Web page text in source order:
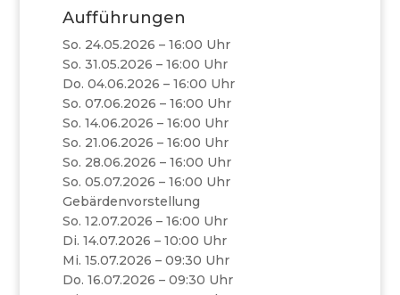
Aufführungen
So. 24.05.2026 – 16:00 Uhr
So. 31.05.2026 – 16:00 Uhr
Do. 04.06.2026 – 16:00 Uhr
So. 07.06.2026 – 16:00 Uhr
So. 14.06.2026 – 16:00 Uhr
So. 21.06.2026 – 16:00 Uhr
So. 28.06.2026 – 16:00 Uhr
So. 05.07.2026 – 16:00 Uhr
Gebärdenvorstellung
So. 12.07.2026 – 16:00 Uhr
Di. 14.07.2026 – 10:00 Uhr
Mi. 15.07.2026 – 09:30 Uhr
Do. 16.07.2026 – 09:30 Uhr